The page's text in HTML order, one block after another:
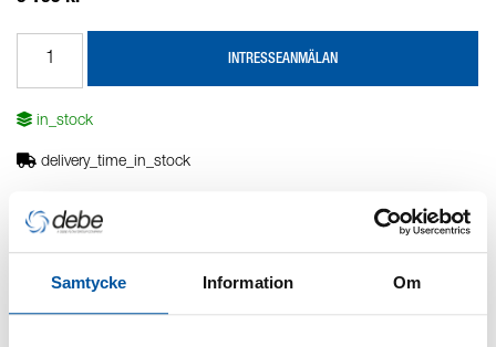
Samtycke Information Om
INTRESSEANMÄLAN
in_stock
delivery_time_in_stock
Produktbeskrivning